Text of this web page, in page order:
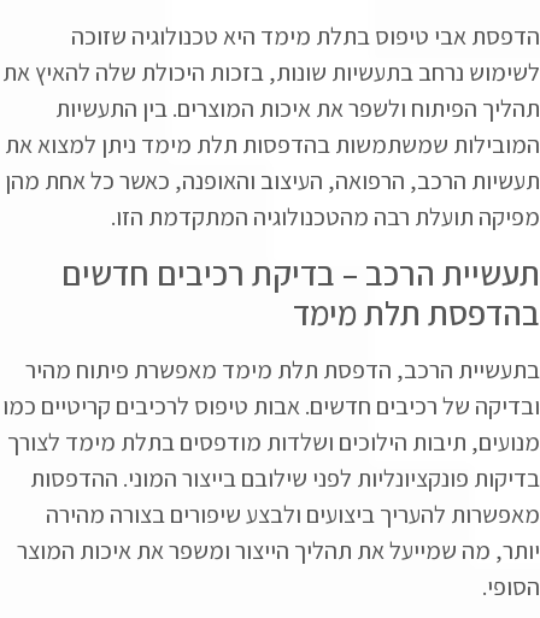
הדפסת אבי טיפוס בתלת מימד היא טכנולוגיה שזוכה
לשימוש נרחב בתעשיות שונות, בזכות היכולת שלה להאיץ את
תהליך הפיתוח ולשפר את איכות המוצרים. בין התעשיות
המובילות שמשתמשות בהדפסות תלת מימד ניתן למצוא את
תעשיות הרכב, הרפואה, העיצוב והאופנה, כאשר כל אחת מהן
מפיקה תועלת רבה מהטכנולוגיה המתקדמת הזו.
תעשיית הרכב – בדיקת רכיבים חדשים
בהדפסת תלת מימד
בתעשיית הרכב, הדפסת תלת מימד מאפשרת פיתוח מהיר
ובדיקה של רכיבים חדשים. אבות טיפוס לרכיבים קריטיים כמו
מנועים, תיבות הילוכים ושלדות מודפסים בתלת מימד לצורך
בדיקות פונקציונליות לפני שילובם בייצור המוני. ההדפסות
מאפשרות להעריך ביצועים ולבצע שיפורים בצורה מהירה
יותר, מה שמייעל את תהליך הייצור ומשפר את איכות המוצר
הסופי.